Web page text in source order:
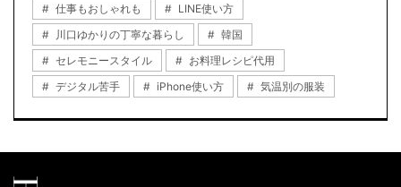
仕事もおしゃれも
LINE使い方
川口ゆかりの丁寧な暮らし
韓国
セレモニースタイル
お料理レシピ代用
デジタル苦手
iPhone使い方 気温別の服装